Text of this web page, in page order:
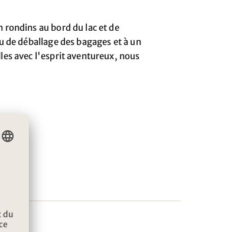
rondins au bord du lac et de
déballage des bagages et à un
avec l'esprit aventureux, nous